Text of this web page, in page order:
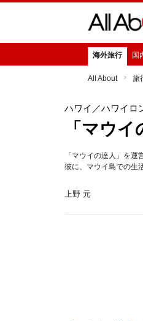
海外旅行 国
All About 旅
ハワイ ／ハワイロ
「マウ
「マウイの達人」を
彼に、マウイ島での生
上野 元